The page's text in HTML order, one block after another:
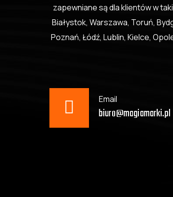
zapewniane są dla klientów w
Białystok, Warszawa, Toruń,
Poznań, Łódź, Lublin, Kielce,
Email
biuro@magiamarki.pl